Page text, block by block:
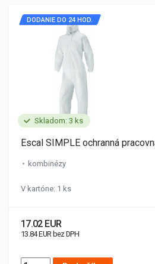
Skladom: 3 ks
DODANIE DO 24 HOD.
Escal SIMPLE ochranná
kombinézy
V kartóne: 1 ks
17.02 EUR
13.84 EUR bez DPH